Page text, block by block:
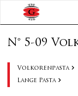
N° 5-09
Volkorenpasta
Lange Pasta